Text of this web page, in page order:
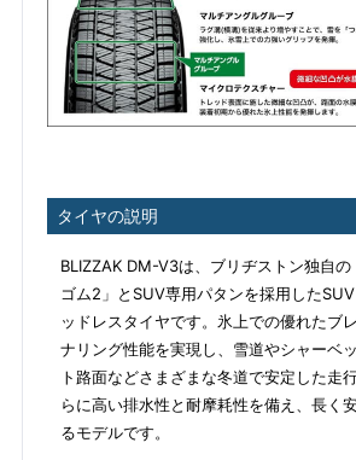
タイヤの説明
BLIZZAK DM-V3は、ブリヂストン独自
ゴム2」とSUV専用パタンを採用した
ッドレスタイヤです。氷上での優れたブ
ナリング性能を実現し、雪道やシャーベ
ト路面などさまざまな冬道で安定した走
らに高い排水性と耐摩耗性を備え、長く
るモデルです。